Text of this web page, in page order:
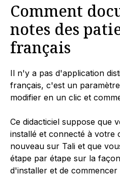
Comment
notes des
français
Il n'y a pas d'application
français, c'est un
modifier en un clic et
Ce didacticiel suppose que
installé et connecté à votre
nouveau sur Tali et que
étape par étape sur la
d'installer et de